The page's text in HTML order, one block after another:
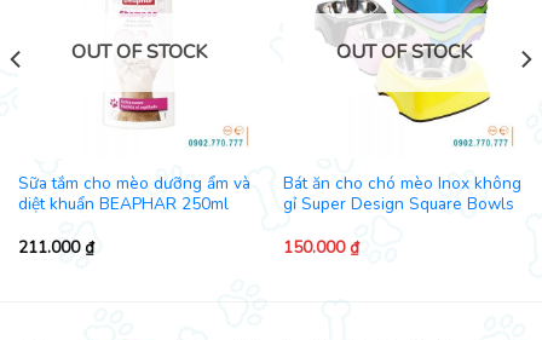
OUT OF STOCK
Sữa tắm cho mèo dưỡng ẩm và
diệt khuẩn BEAPHAR 250ml
211.000₫
OUT OF STOCK
Bát ăn cho chó mèo Inox không
gỉ Super Design Square Bowls
150.000₫